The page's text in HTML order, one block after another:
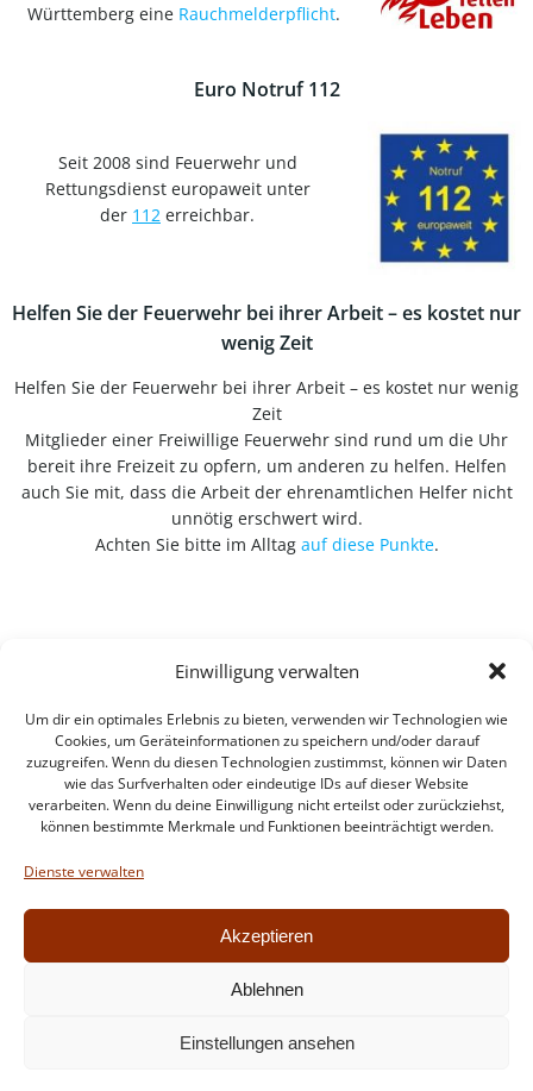
Einwilligung verwalten
Um dir ein optimales Erlebnis zu bieten, verwenden wir Technologien wie
Cookies, um Geräteinformationen zu speichern und/oder darauf
zuzugreifen. Wenn du diesen Technologien zustimmst, können wir Daten
wie das Surfverhalten oder eindeutige IDs auf dieser Website
verarbeiten. Wenn du deine Einwilligung nicht erteilst oder zurückziehst,
können bestimmte Merkmale und Funktionen beeinträchtigt werden.
Dienste verwalten
Akzeptieren
Ablehnen
Einstellungen ansehen
Württemberg eine Rauchmelderpflicht.
Euro Notruf 112
Seit 2008 sind Feuerwehr und
Rettungsdienst europaweit unter
der 112 erreichbar.
Helfen Sie der Feuerwehr bei ihrer Arbeit – es kostet nur
wenig Zeit
Helfen Sie der Feuerwehr bei ihrer Arbeit – es kostet nur wenig
Zeit
Mitglieder einer Freiwillige Feuerwehr sind rund um die Uhr
bereit ihre Freizeit zu opfern, um anderen zu helfen. Helfen
auch Sie mit, dass die Arbeit der ehrenamtlichen Helfer nicht
unnötig erschwert wird.
Achten Sie bitte im Alltag auf diese Punkte.
Intern
© 2026 Feuerwehr Walldorf. Created for free using